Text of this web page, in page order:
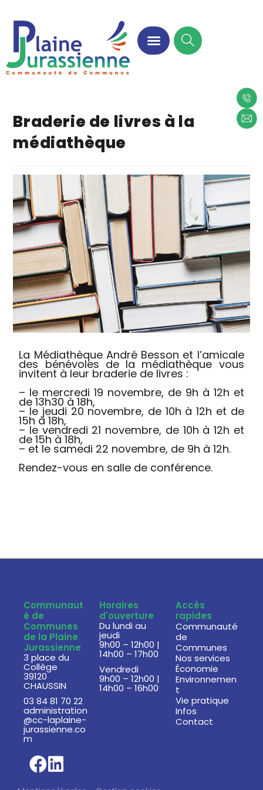
Braderie de livres à la
médiathèque
La Médiathèque André Besson et l’amicale
des bénévoles de la médiathèque vous
invitent à leur braderie de livres :
– le mercredi 19 novembre, de 9h à 12h et
de 13h30 à 18h,
– le jeudi 20 novembre, de 10h à 12h et de
15h à 18h,
– le vendredi 21 novembre, de 10h à 12h et
de 15h à 18h,
– et le samedi 22 novembre, de 9h à 12h.
Rendez-vous en salle de conférence.
Communaut
é de
Communes
de la Plaine
Jurassienne
3 place du
Collège
39120
CHAUSSIN
03 84 81 70 22
administration
@cc-laplaine-
jurassienne.co
m
Horaires
d'ouverture
Du lundi au
jeudi
9h00 – 12h00 |
14h00 – 17h00
Vendredi
9h00 – 12h00 |
14h00 – 16h00
Accès
rapides
Communauté
de
Communes
Nos services
Économie
Environnemen
t
Vie pratique
Infos
Contact